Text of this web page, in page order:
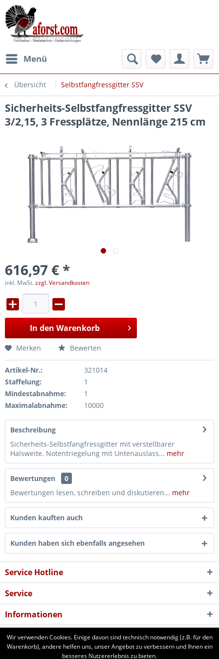
Menü
Übersicht Selbstfangfressgitter SSV
Sicherheits-Selbstfangfressgitter SSV
3/2,15, 3 Fressplätze, Nennlänge 215 cm
616,97 € *
inkl. MwSt.zzgl. Versandkosten
In den Warenkorb
Merken Bewerten
Artikel-Nr.:
321014
Staffelung:
1
Mindestabnahme:
1
Maximalabnahme:
10000
Beschreibung
Sicherheits-Selbstfangfressgitter mit verstellbarer
Halsweite. Notentriegelung mit Untenauslass... mehr
Bewertungen
0
Bewertungen lesen, schreiben und diskutieren... mehr
Kunden kauften auch
Kunden haben sich ebenfalls angesehen
Service Hotline
Service
Informationen
Newsletter
Wir verwenden Cookies. Einige davon sind technisch notwendig (z.B. für den
Warenkorb), andere helfen uns, unser Angebot zu verbessern und Ihnen ein
besseres Nutzererlebnis zu bieten.